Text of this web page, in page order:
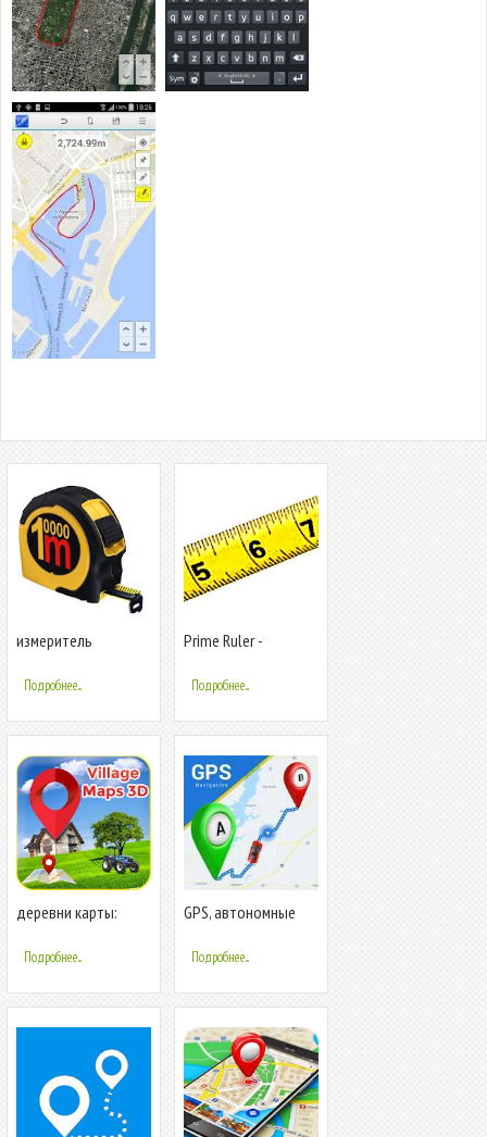
измеритель
Подробнее...
Prime Ruler -
длины камерой
Подробнее...
деревни карты:
спутниковые карты
Подробнее...
GPS, автономные
маршруты
Подробнее...